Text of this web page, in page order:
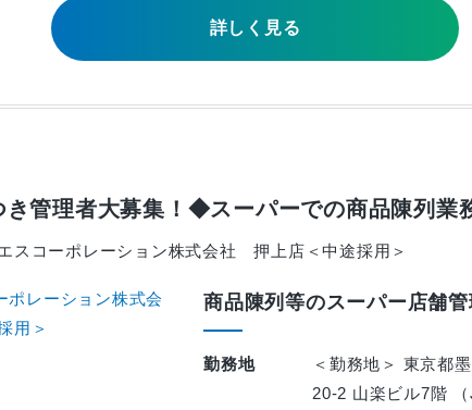
詳しく見る
き管理者大募集！◆スーパーでの商品陳列
スコーポレーション株式会社 押上店＜中途採用＞
商品陳列等のスーパー店舗管
勤務地
＜勤務地＞ 東京都
20-2 山楽ビル7階